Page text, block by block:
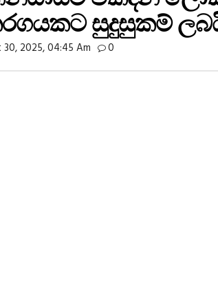
සුදුසුකම්
2025, 04:45 Am 0